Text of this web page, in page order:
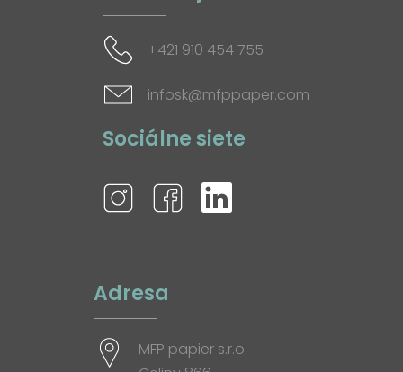
+421 910 454 755
infosk@mfppaper.com
Sociálne siete
Adresa
MFP papier s.r.o.